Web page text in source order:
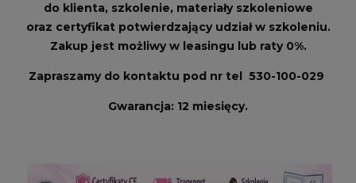
do klienta, szkolenie, materiały szkoleniowe
oraz certyfikat potwierdzający udział w szkoleniu.
Zakup jest możliwy w leasingu lub raty 0%.
Zapraszamy do kontaktu pod nr tel 530-100-029
Gwarancja: 12 miesięcy.